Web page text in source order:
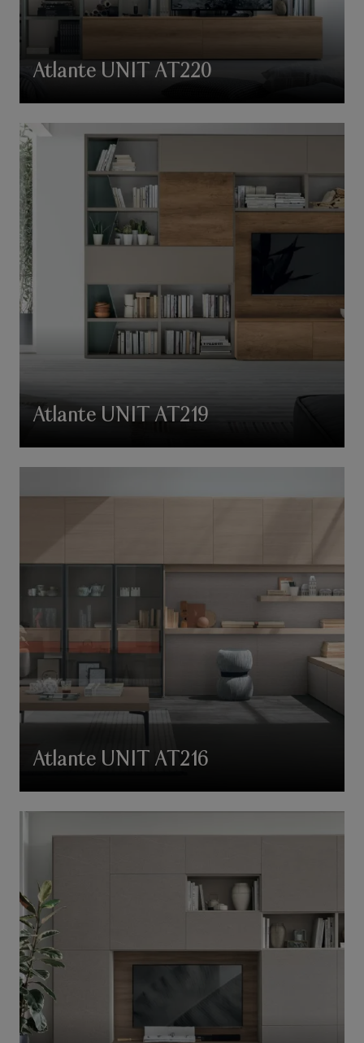
Atlante UNIT AT220
Atlante UNIT AT219
Atlante UNIT AT216